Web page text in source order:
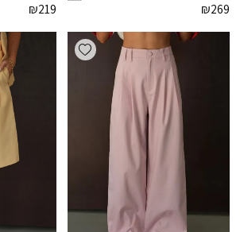
₪269
₪219
Add wishlist